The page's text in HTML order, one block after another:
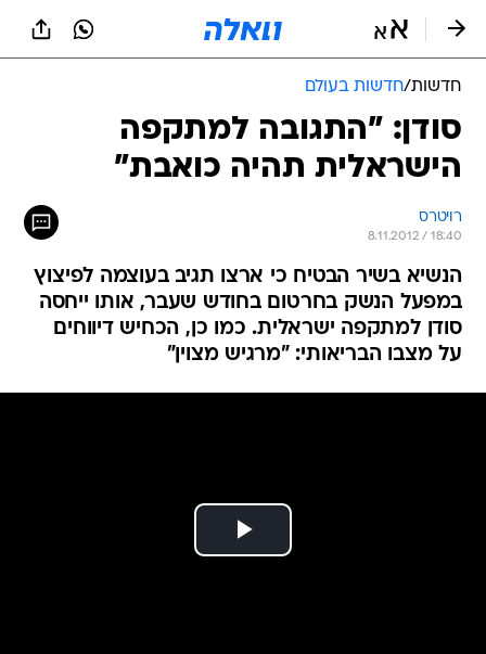
חדשות/חדשות בעולם
סודן: "התגובה למתקפה
הישראלית תהיה כואבת"
רויטרס
8.11.2012 / 18:40
הנשיא בשיר הבטיח כי ארצו תגיב בעוצמה לפיצוץ
במפעל הנשק בחרטום בחודש שעבר, אותו ייחסה
סודן למתקפה ישראלית. כמו כן, הכחיש דיווחים
על מצבו הבריאותי: "מרגיש מצוין"